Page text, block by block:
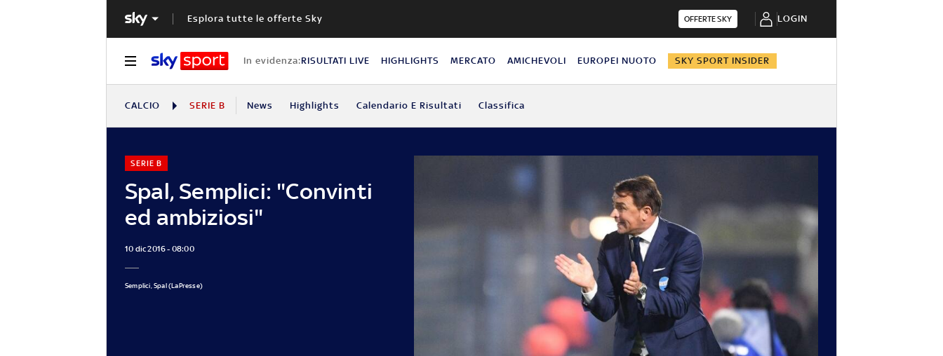
Esplora tutte le offerte Sky OFFERTE SKY LOGIN
In evidenza:RISULTATI LIVE HIGHLIGHTS MERCATO AMICHEVOLI EUROPEI NUOTO SKY SPORT INSIDER
CALCIO SERIE B News Highlights Calendario E Risultati Classifica
Spal, Semplici: "Convinti
ed ambiziosi"
SERIE B
10 dic 2016 - 08:00
Semplici, Spal (LaPresse)